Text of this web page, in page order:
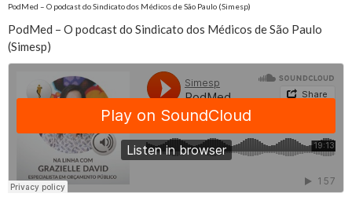
PodMed – O podcast do Sindicato dos Médicos de São Paulo (Simesp)
PodMed – O podcast do Sindicato dos Médicos de São Paulo
(Simesp)